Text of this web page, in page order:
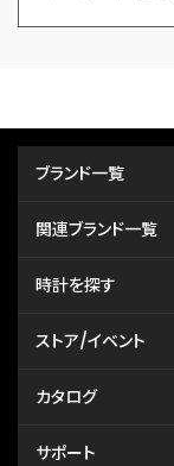
ブランド一覧
関連ブランド一覧
時計を探す
ストア/イベント
カタログ
サポート